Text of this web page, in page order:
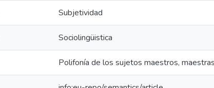
Subjetividad
Sociolingüistica
Polifonía de los sujetos maestros,